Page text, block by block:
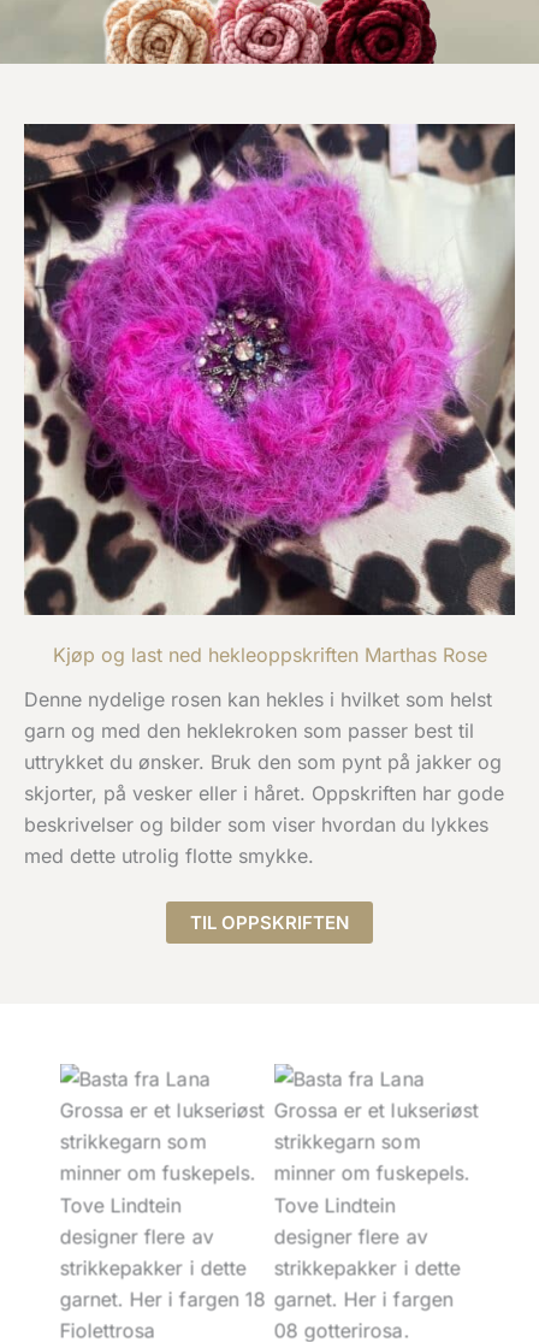
Kjøp og last ned hekleoppskriften Marthas Rose
Denne nydelige rosen kan hekles i hvilket som helst
garn og med den heklekroken som passer best til
uttrykket du ønsker. Bruk den som pynt på jakker og
skjorter, på vesker eller i håret. Oppskriften har gode
beskrivelser og bilder som viser hvordan du lykkes
med dette utrolig flotte smykke.
TIL OPPSKRIFTEN
18 Fiolettrosa 08 Gotterirosa